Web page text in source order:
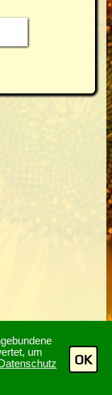
um
Datenschutz
OK